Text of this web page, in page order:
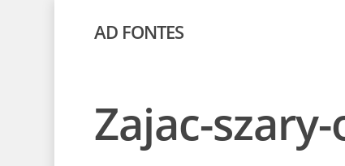
AD FONTES
Zajac-